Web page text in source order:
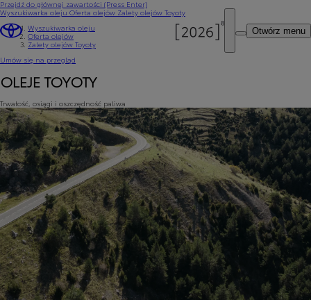
Przejdź do głównej zawartości (Press Enter)
Otwórz menu
Wyszukiwarka oleju Oferta olejów Zalety olejów Toyoty
Wyszukiwarka oleju
Oferta olejów
Zalety olejów Toyoty
Umów się na przegląd
OLEJE TOYOTY
Trwałość, osiągi i oszczędność paliwa